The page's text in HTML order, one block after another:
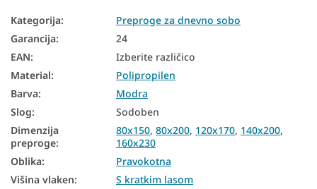
Preproge 160x230
Kategorija:
Preproge za dnevno sobo
Garancija:
24
EAN:
Izberite različico
Material:
Polipropilen
Barva:
Modra
Slog:
Sodoben
Dimenzija
preproge:
80x150, 80x200, 120x170, 140x200,
160x230
Oblika:
Pravokotna
Višina vlaken:
S kratkim lasom